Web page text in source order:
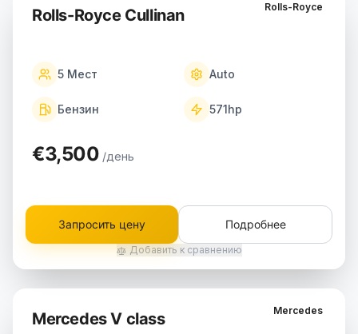
Rolls-Royce
Rolls-Royce Cullinan
5 Мест Auto
Бензин 571hp
€3,500 /день
Запросить цену Подробнее
Добавить к сравнению
Mercedes
Mercedes V class